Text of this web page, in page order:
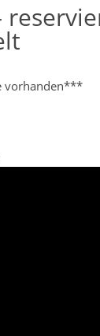
vorhanden***